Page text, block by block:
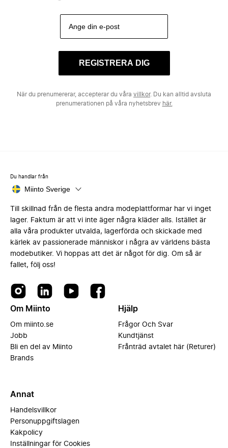
REGISTRERA DIG
När du prenumererar, accepterar du våra villkor. Du kan alltid avsluta
prenumerationen på våra nyhetsbrev här.
Du handlar från
Miinto Sverige
Till skillnad från de flesta andra modeplattformar har vi inget
lager. Faktum är att vi inte äger några kläder alls. Istället är
alla våra produkter utvalda, lagerförda och skickade med
kärlek av passionerade människor i några av världens bästa
modebutiker. Vi hoppas att det är något för dig. Om så är
fallet, följ oss!
Om Miinto
Om miinto.se
Jobb
Bli en del av Miinto
Brands
Hjälp
Frågor Och Svar
Kundtjänst
Frånträd avtalet här (Returer)
Annat
Handelsvillkor
Personuppgiftslagen
Kakpolicy
Inställningar för Cookies